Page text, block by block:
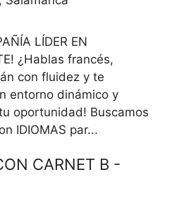
LÍDER EN
¿Hablas francés,
con fluidez y te
entorno dinámico y
oportunidad! Buscamos
IDIOMAS par...
CARNET B -